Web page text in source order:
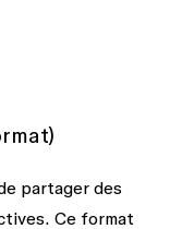
partager des
Ce format